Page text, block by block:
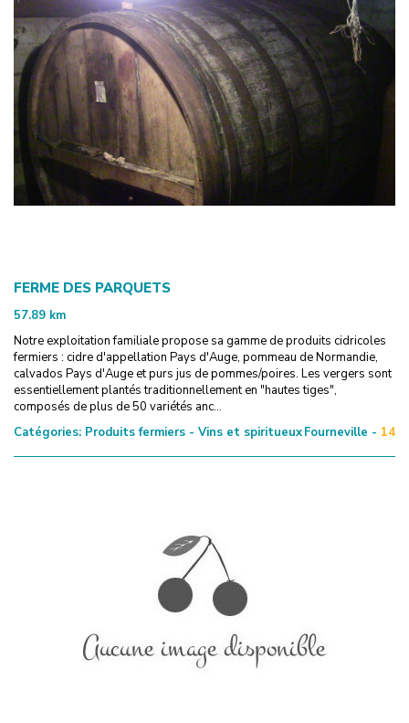
FERME DES PARQUETS
57.89 km
Notre exploitation familiale propose sa gamme de produits cidricoles
fermiers : cidre d'appellation Pays d'Auge, pommeau de Normandie,
calvados Pays d'Auge et purs jus de pommes/poires. Les vergers sont
essentiellement plantés traditionnellement en "hautes tiges",
composés de plus de 50 variétés anc...
Catégories: Produits fermiers - Vins et spiritueuxFourneville - 14